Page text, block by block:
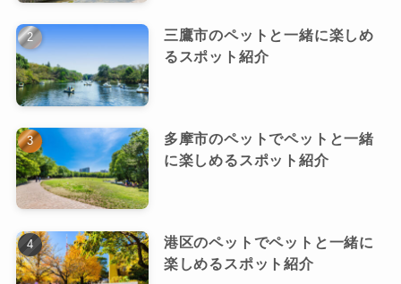
三鷹市のペットと一緒に楽しめ
るスポット紹介
多摩市のペットでペットと一緒
に楽しめるスポット紹介
港区のペットでペットと一緒に
楽しめるスポット紹介